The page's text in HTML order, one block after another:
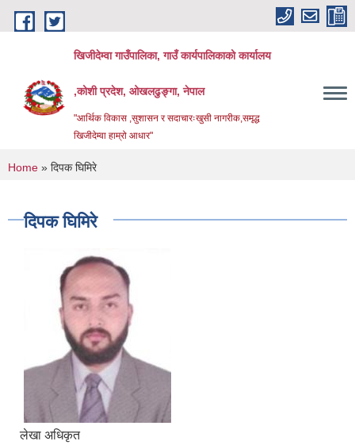
Skip to main content
खिजीदेम्वा गाउँपालिका, गाउँ कार्यपालिकाको कार्यालय
,कोशी प्रदेश, ओखलढुङ्गा, नेपाल
"आर्थिक विकास ,सुशासन र सदाचारःखुसी नागरीक,समृद्ध
खिजीदेम्वा हाम्रो आधार"
You are here
Home » दिपक घिमिरे
दिपक घिमिरे
लेखा अधिकृत